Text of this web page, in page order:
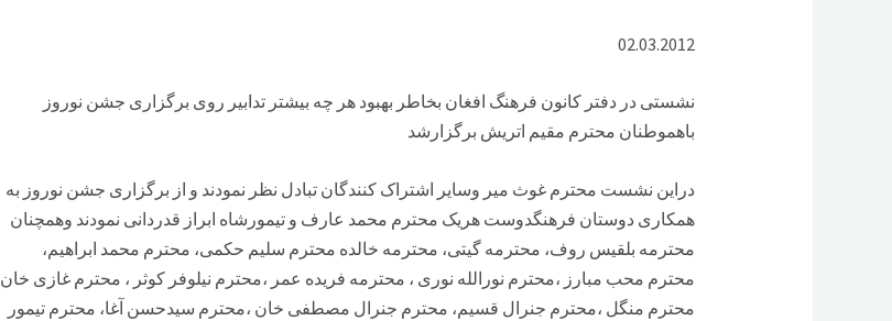
02.03.2012
نشستی در دفتر کانون فرهنگ افغان بخاطر بهبود هر چه بیشتر تدابیر روی برگزاری جشن نوروز
باهموطنان محترم مقیم اتریش برگزارشد
دراین نشست محترم غوث میر وسایر اشتراک کنندگان تبادل نظر نمودند و از برگزاری جشن نوروز به
همکاری دوستان فرهنگدوست هریک محترم محمد عارف و تیمورشاه ابراز قدردانی نمودند وهمچنان
محترمه بلقیس روف، محترمه گیتی، محترمه خالده محترم سلیم حکمی، محترم محمد ابراهیم،
محترم محب مبارز ،محترم نورالله نوری ، محترمه فریده عمر ،محترم نیلوفر کوثر ، محترم غازی خان
محترم منگل ،محترم جنرال قسیم، محترم جنرال مصطفی خان ،محترم سیدحسن آغا، محترم تیمور